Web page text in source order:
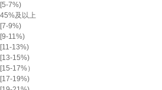
[5-7%)
45%及以上
[7-9%)
[9-11%)
[11-13%)
[13-15%)
[15-17%）
[17-19%)